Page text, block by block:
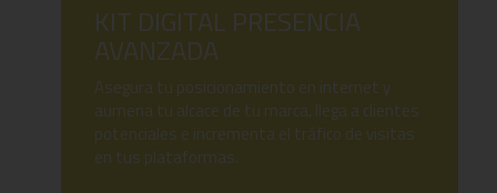
KIT DIGITAL PRESENCIA
AVANZADA
Asegura tu posicionamiento en internet y
aumena tu alcace de tu marca, llega a clientes
potenciales e incrementa el tráfico de visitas
en tus plataformas.